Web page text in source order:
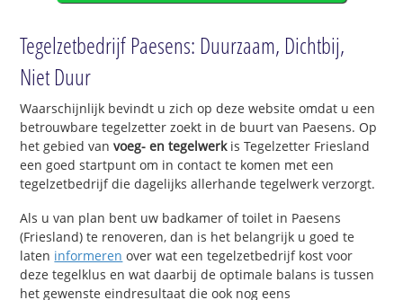
Tegelzetbedrijf Paesens: Duurzaam, Dichtbij,
Niet Duur
Waarschijnlijk bevindt u zich op deze website omdat u een
betrouwbare tegelzetter zoekt in de buurt van Paesens. Op
het gebied van voeg- en tegelwerkis Tegelzetter Friesland
een goed startpunt om in contact te komen met een
tegelzetbedrijf die dagelijks allerhande tegelwerk verzorgt.
Als u van plan bent uw badkamer of toilet in Paesens
(Friesland) te renoveren, dan is het belangrijk u goed te
laten informeren over wat een tegelzetbedrijf kost voor
deze tegelklus en wat daarbij de optimale balans is tussen
het gewenste eindresultaat die ook nog eens